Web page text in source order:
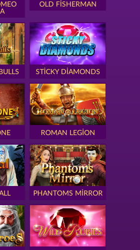
OLD FISHERMAN
STICKY DIAMONDS
ROMAN LEGION
PHANTOMS MIRROR